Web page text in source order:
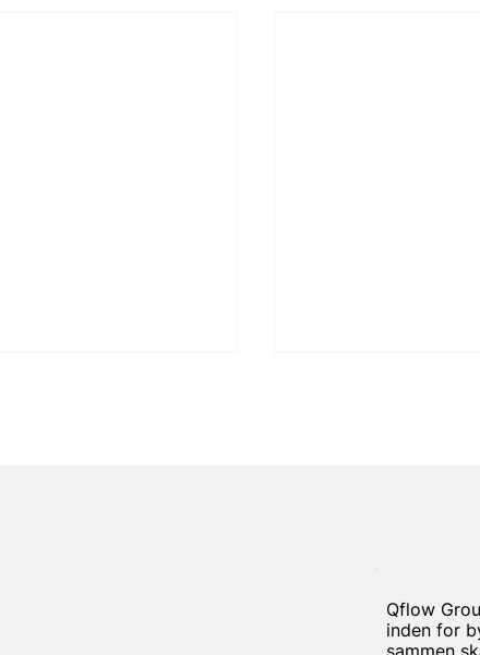
- etablering i
Qflow
inden for